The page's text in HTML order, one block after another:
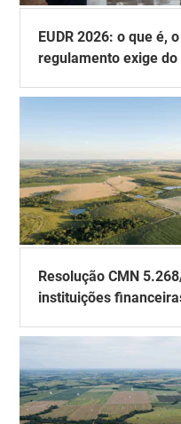
EUDR 2026: o que é,
regulamento exige
Resolução CMN
instituições